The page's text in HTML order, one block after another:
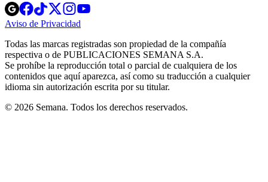
Opens
in
new
Opens
in
new
Opens
in
new
window
Opens
new
windowwindow
Aviso de Privacidad
new
window
Todas las marcas registradas son propiedad de la compañía
respectiva o de PUBLICACIONES SEMANA S.A.
Se prohíbe la reproducción total o parcial de cualquiera de los
contenidos que aquí aparezca, así como su traducción a cualquier
idioma sin autorización escrita por su titular.
© 2026 Semana. Todos los derechos reservados.